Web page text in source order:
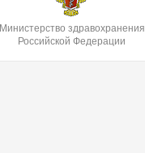
Министерство здравохранения
Российской Федерации